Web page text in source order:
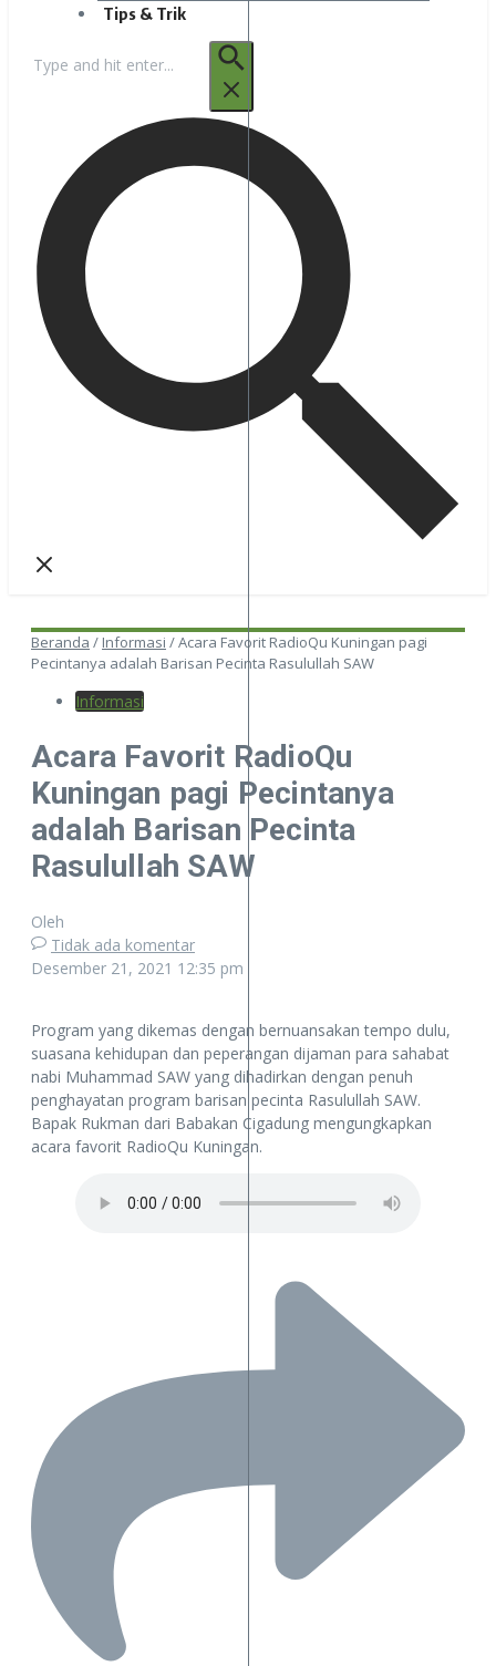
Tips & Trik
untuk:
Beranda / Informasi /Acara Favorit RadioQu Kuningan pagi
Pecintanya adalah Barisan Pecinta Rasulullah SAW
Informasi
Acara Favorit RadioQu
Kuningan pagi Pecintanya
adalah Barisan Pecinta
Rasulullah SAW
Oleh
Tidak ada komentar
Desember 21, 2021 12:35 pm
Program yang dikemas dengan bernuansakan tempo dulu,
suasana kehidupan dan peperangan dijaman para sahabat
nabi Muhammad SAW yang dihadirkan dengan penuh
penghayatan program barisan pecinta Rasulullah SAW.
Bapak Rukman dari Babakan Cigadung mengungkapkan
acara favorit RadioQu Kuningan.